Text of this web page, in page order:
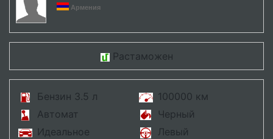
Армения
Растаможен
Бензин 3.5 л
100000 км
Автомат
Черный
Идеальное
Левый